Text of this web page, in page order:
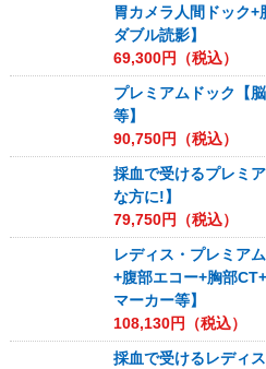
胃カメラ人間ドック
ダブル読影】
69,300円（税込）
プレミアムドック【
等】
90,750円（税込）
採血で受けるプレミ
な方に!】
79,750円（税込）
レディス・プレミア
+腹部エコー+胸部
マーカー等】
108,130円（税込）
採血で受けるレディ